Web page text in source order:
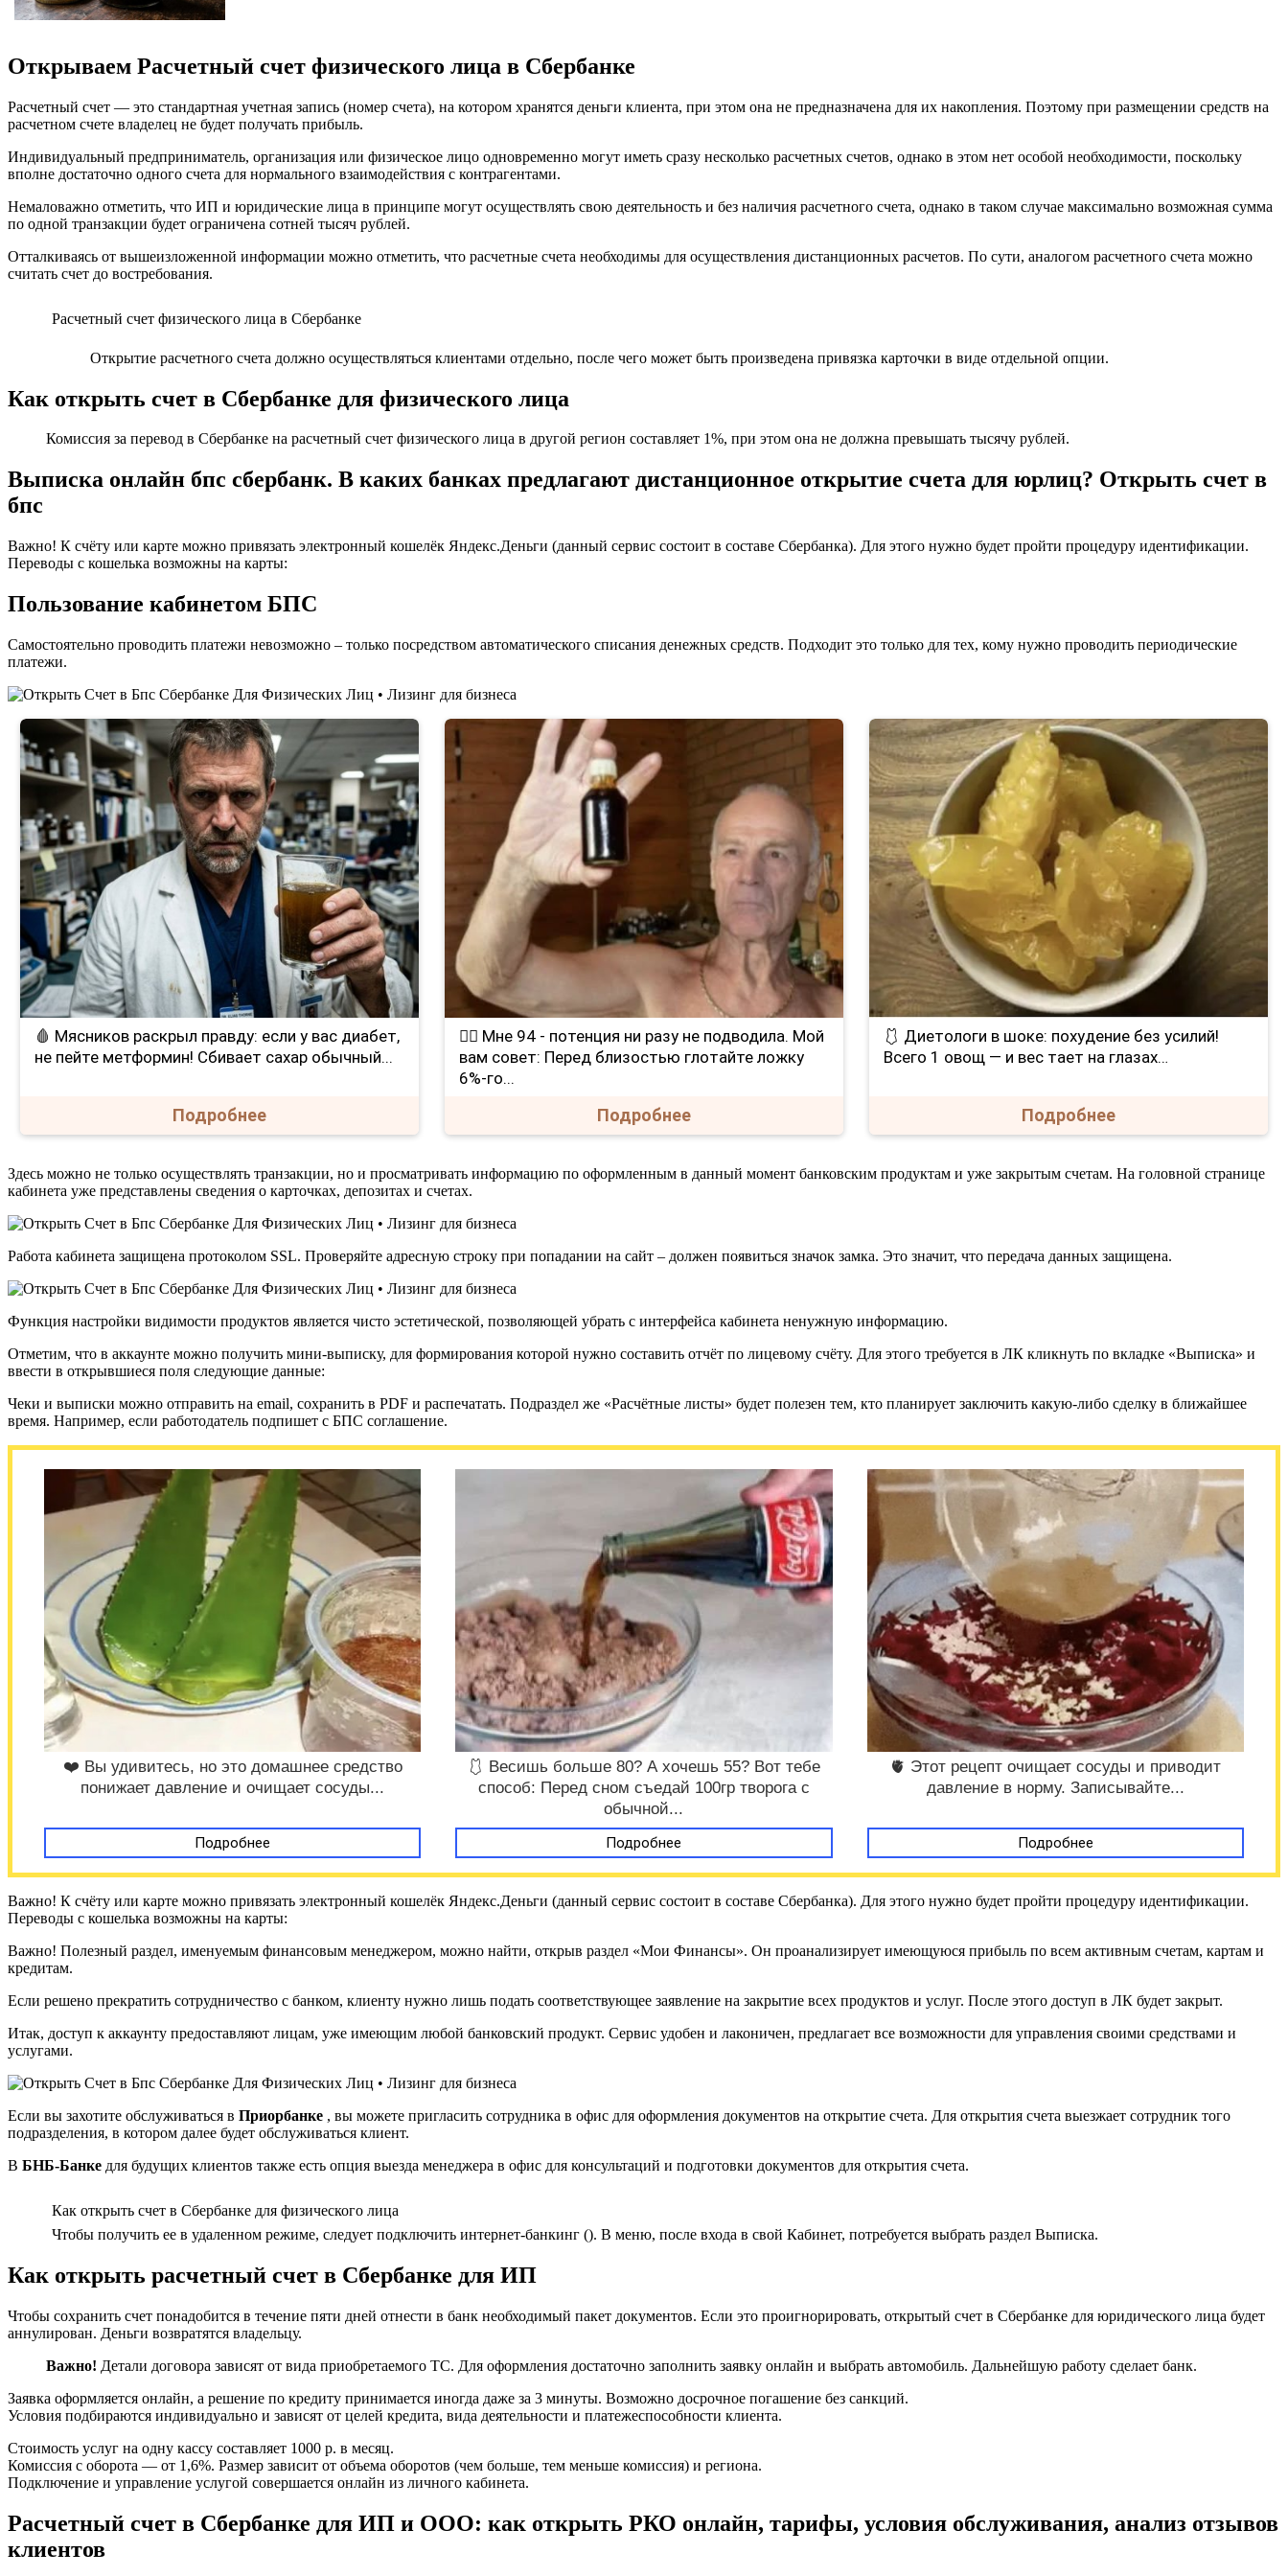
Открываем Расчетный счет физического лица в Сбербанке
Расчетный счет — это стандартная учетная запись (номер счета), на котором хранятся деньги клиента, при этом она не предназначена для их накопления. Поэтому при размещении средств на
расчетном счете владелец не будет получать прибыль.
Индивидуальный предприниматель, организация или физическое лицо одновременно могут иметь сразу несколько расчетных счетов, однако в этом нет особой необходимости, поскольку
вполне достаточно одного счета для нормального взаимодействия с контрагентами.
Немаловажно отметить, что ИП и юридические лица в принципе могут осуществлять свою деятельность и без наличия расчетного счета, однако в таком случае максимально возможная сумма
по одной транзакции будет ограничена сотней тысяч рублей.
Отталкиваясь от вышеизложенной информации можно отметить, что расчетные счета необходимы для осуществления дистанционных расчетов. По сути, аналогом расчетного счета можно
считать счет до востребования.
Расчетный счет физического лица в Сбербанке
Открытие расчетного счета должно осуществляться клиентами отдельно, после чего может быть произведена привязка карточки в виде отдельной опции.
Как открыть счет в Сбербанке для физического лица
Комиссия за перевод в Сбербанке на расчетный счет физического лица в другой регион составляет 1%, при этом она не должна превышать тысячу рублей.
Выписка онлайн бпс сбербанк. В каких банках предлагают дистанционное открытие счета для юрлиц? Открыть счет в
бпс
Важно! К счёту или карте можно привязать электронный кошелёк Яндекс.Деньги (данный сервис состоит в составе Сбербанка). Для этого нужно будет пройти процедуру идентификации.
Переводы с кошелька возможны на карты:
Пользование кабинетом БПС
Самостоятельно проводить платежи невозможно – только посредством автоматического списания денежных средств. Подходит это только для тех, кому нужно проводить периодические
платежи.
🩸 Мясников раскрыл правду: если у вас диабет,
не пейте метформин! Сбивает сахар обычный...
Подробнее
❤️‍🔥 Мне 94 - потенция ни разу не подводила. Мой
вам совет: Перед близостью глотайте ложку
6%-го...
Подробнее
🩱 Диетологи в шоке: похудение без усилий!
Всего 1 овощ — и вес тает на глазах…
Подробнее
Здесь можно не только осуществлять транзакции, но и просматривать информацию по оформленным в данный момент банковским продуктам и уже закрытым счетам. На головной странице
кабинета уже представлены сведения о карточках, депозитах и счетах.
Работа кабинета защищена протоколом SSL. Проверяйте адресную строку при попадании на сайт – должен появиться значок замка. Это значит, что передача данных защищена.
Функция настройки видимости продуктов является чисто эстетической, позволяющей убрать с интерфейса кабинета ненужную информацию.
Отметим, что в аккаунте можно получить мини-выписку, для формирования которой нужно составить отчёт по лицевому счёту. Для этого требуется в ЛК кликнуть по вкладке «Выписка» и
ввести в открывшиеся поля следующие данные:
Чеки и выписки можно отправить на email, сохранить в PDF и распечатать. Подраздел же «Расчётные листы» будет полезен тем, кто планирует заключить какую-либо сделку в ближайшее
время. Например, если работодатель подпишет с БПС соглашение.
❤️ Вы удивитесь, но это домашнее средство
понижает давление и очищает сосуды...
Подробнее
🩱 Весишь больше 80? А хочешь 55? Вот тебе
способ: Перед сном съедай 100гр творога с
обычной...
Подробнее
🫀 Этот рецепт очищает сосуды и приводит
давление в норму. Записывайте...
Подробнее
Важно! К счёту или карте можно привязать электронный кошелёк Яндекс.Деньги (данный сервис состоит в составе Сбербанка). Для этого нужно будет пройти процедуру идентификации.
Переводы с кошелька возможны на карты:
Важно! Полезный раздел, именуемым финансовым менеджером, можно найти, открыв раздел «Мои Финансы». Он проанализирует имеющуюся прибыль по всем активным счетам, картам и
кредитам.
Если решено прекратить сотрудничество с банком, клиенту нужно лишь подать соответствующее заявление на закрытие всех продуктов и услуг. После этого доступ в ЛК будет закрыт.
Итак, доступ к аккаунту предоставляют лицам, уже имеющим любой банковский продукт. Сервис удобен и лаконичен, предлагает все возможности для управления своими средствами и
услугами.
Если вы захотите обслуживаться в Приорбанке , вы можете пригласить сотрудника в офис для оформления документов на открытие счета. Для открытия счета выезжает сотрудник того
подразделения, в котором далее будет обслуживаться клиент.
В БНБ-Банке для будущих клиентов также есть опция выезда менеджера в офис для консультаций и подготовки документов для открытия счета.
Как открыть счет в Сбербанке для физического лица
Чтобы получить ее в удаленном режиме, следует подключить интернет-банкинг (). В меню, после входа в свой Кабинет, потребуется выбрать раздел Выписка.
Как открыть расчетный счет в Сбербанке для ИП
Чтобы сохранить счет понадобится в течение пяти дней отнести в банк необходимый пакет документов. Если это проигнорировать, открытый счет в Сбербанке для юридического лица будет
аннулирован. Деньги возвратятся владельцу.
Важно! Детали договора зависят от вида приобретаемого ТС. Для оформления достаточно заполнить заявку онлайн и выбрать автомобиль. Дальнейшую работу сделает банк.
Заявка оформляется онлайн, а решение по кредиту принимается иногда даже за 3 минуты. Возможно досрочное погашение без санкций.
Условия подбираются индивидуально и зависят от целей кредита, вида деятельности и платежеспособности клиента.
Стоимость услуг на одну кассу составляет 1000 р. в месяц.
Комиссия с оборота — от 1,6%. Размер зависит от объема оборотов (чем больше, тем меньше комиссия) и региона.
Подключение и управление услугой совершается онлайн из личного кабинета.
Расчетный счет в Сбербанке для ИП и ООО: как открыть РКО онлайн, тарифы, условия обслуживания, анализ отзывов
клиентов